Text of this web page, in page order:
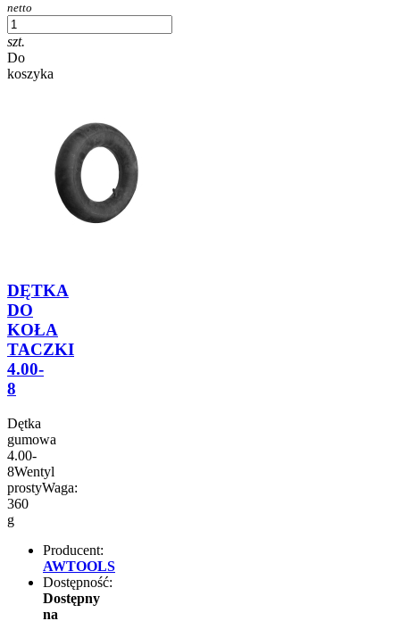
netto
szt.
Do
koszyka
DĘTKA
DO
KOŁA
TACZKI
4.00-
8
Dętka
gumowa
4.00-
8Wentyl
prostyWaga:
360
g
Producent:
AWTOOLS
Dostępność:
Dostępny
na